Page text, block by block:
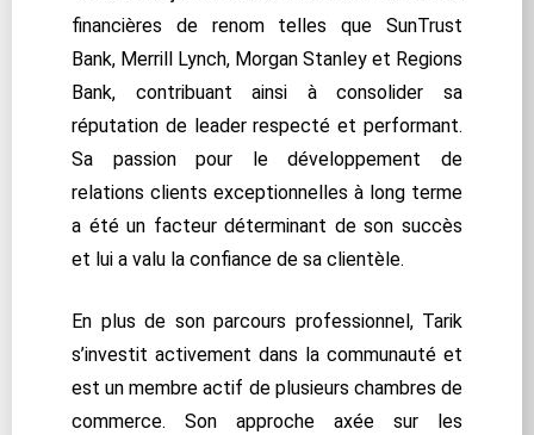
financières de renom telles que SunTrust
Bank, Merrill Lynch, Morgan Stanley et Regions
Bank, contribuant ainsi à consolider sa
réputation de leader respecté et performant.
Sa passion pour le développement de
relations clients exceptionnelles à long terme
a été un facteur déterminant de son succès
et lui a valu la confiance de sa clientèle.
En plus de son parcours professionnel, Tarik
s’investit activement dans la communauté et
est un membre actif de plusieurs chambres de
commerce. Son approche axée sur les